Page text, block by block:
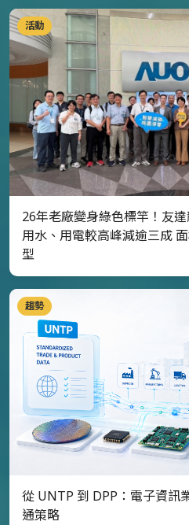
活動
26年老廠變身綠色標竿！友
用水、用電較高峰減逾三成
型
趨勢
從 UNTP 到 DPP：電子資訊
通策略